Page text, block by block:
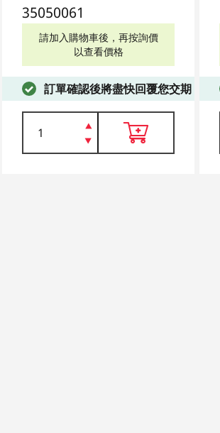
35050061
請加入購物車後，再按詢價
以查看價格
訂單確認後將盡快回覆您交期